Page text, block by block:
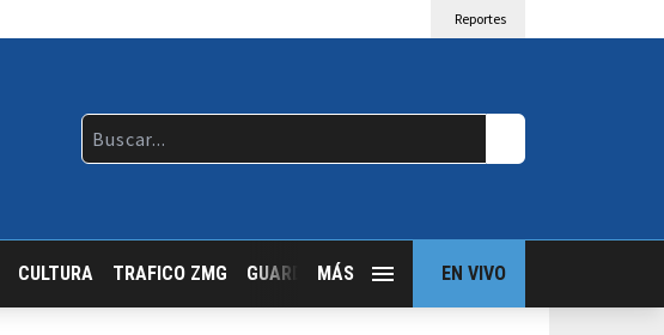
Reportes
CULTURA TRAFICO ZMG GUARDIA NOCTURNA GUADALAJARA FOLLOW
MÁS EN VIVO